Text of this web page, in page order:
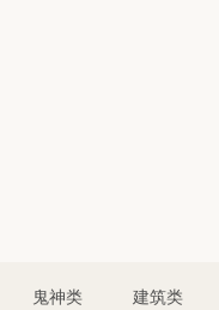
鬼神类 建筑类